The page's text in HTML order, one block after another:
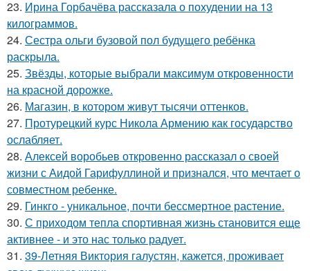
23. Ирина Горбачёва рассказала о похудении на 13
килограммов.
24. Сестра ольги бузовой пол будущего ребёнка
раскрыла.
25. Звёзды, которые выбрали максимум откровенности
на красной дорожке.
26. Магазин, в котором живут тысячи оттенков.
27. Протурецкий курс Никола Армению как государство
ослабляет.
28. Алексей воробьев откровенно рассказал о своей
жизни с Аидой Гарифуллиной и признался, что мечтает о
совместном ребенке.
29. Гинкго - уникальное, почти бессмертное растение.
30. С приходом тепла спортивная жизнь становится еще
активнее - и это нас только радует.
31. 39-Летняя Виктория галустян, кажется, проживает